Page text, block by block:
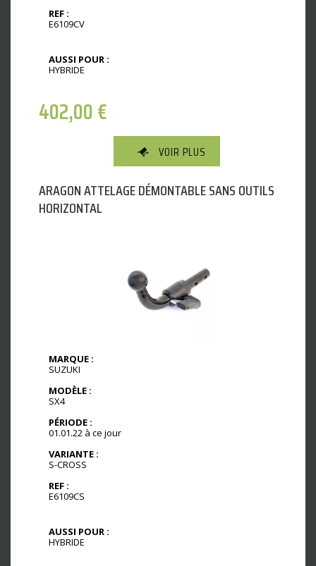
REF :
E6109CV
AUSSI POUR :
HYBRIDE
402,00€
VOIR PLUS
ARAGON ATTELAGE DÉMONTABLE SANS OUTILS
HORIZONTAL
MARQUE :
SUZUKI
MODÈLE :
SX4
PÉRIODE :
01.01.22 à ce jour
VARIANTE :
S-CROSS
REF :
E6109CS
AUSSI POUR :
HYBRIDE